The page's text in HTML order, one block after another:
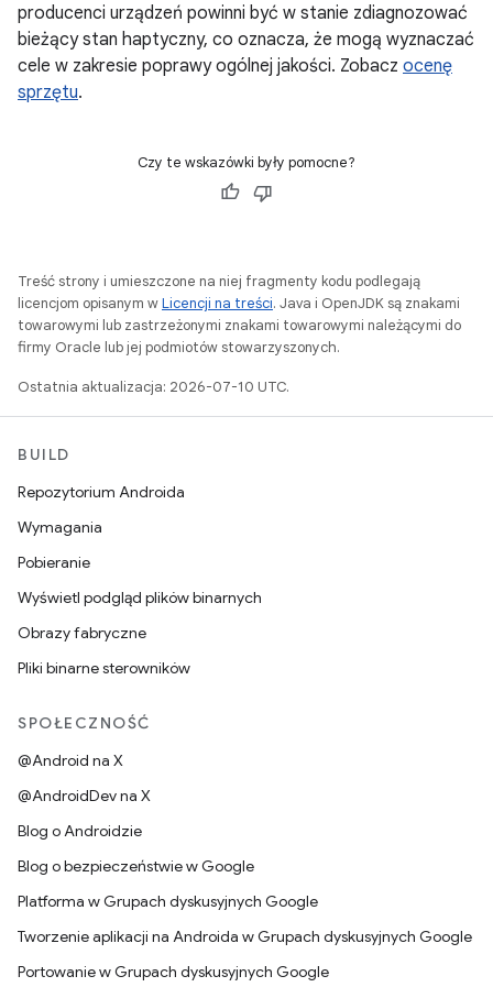
producenci urządzeń powinni być w stanie zdiagnozować
bieżący stan haptyczny, co oznacza, że mogą wyznaczać
cele w zakresie poprawy ogólnej jakości. Zobacz ocenę
sprzętu.
Czy te wskazówki były pomocne?
Treść strony i umieszczone na niej fragmenty kodu podlegają
licencjom opisanym wLicencji na treści. Java i OpenJDK są znakami
towarowymi lub zastrzeżonymi znakami towarowymi należącymi do
firmy Oracle lub jej podmiotów stowarzyszonych.
Ostatnia aktualizacja: 2026-07-10 UTC.
BUILD
Repozytorium Androida
Wymagania
Pobieranie
Wyświetl podgląd plików binarnych
Obrazy fabryczne
Pliki binarne sterowników
SPOŁECZNOŚĆ
@Android na X
@AndroidDev na X
Blog o Androidzie
Blog o bezpieczeństwie w Google
Platforma w Grupach dyskusyjnych Google
Tworzenie aplikacji na Androida w Grupach dyskusyjnych Google
Portowanie w Grupach dyskusyjnych Google